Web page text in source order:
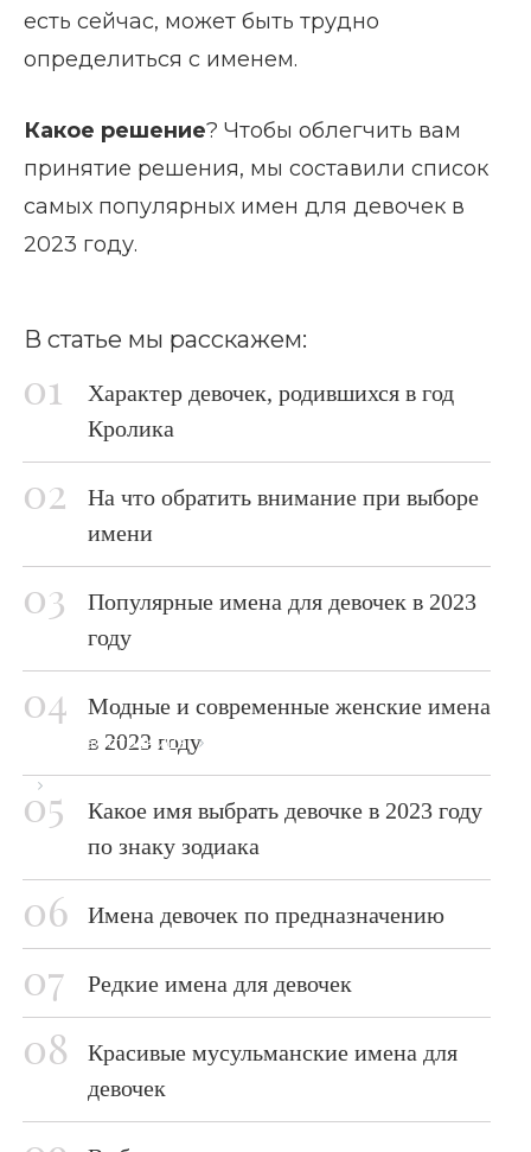
Главная страница
есть сейчас, может быть трудно
определиться с именем.
Какое решение? Чтобы облегчить вам
принятие решения, мы составили список
самых популярных имен для девочек в
2023 году.
В статье мы расскажем:
Характер девочек, родившихся в год
Кролика
На что обратить внимание при выборе
имени
Популярные имена для девочек в 2023
году
Модные и современные женские имена
в 2023 году
Какое имя выбрать девочке в 2023 году
по знаку зодиака
Имена девочек по предназначению
Редкие имена для девочек
Красивые мусульманские имена для
девочек